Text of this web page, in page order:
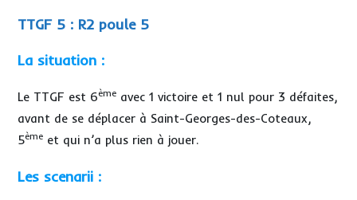
TTGF 5 : R2 poule 5
La situation :
Le TTGF est 6ème avec 1 victoire et 1 nul pour 3 défaites,
avant de se déplacer à Saint-Georges-des-Coteaux,
5ème et qui n’a plus rien à jouer.
Les scenarii :